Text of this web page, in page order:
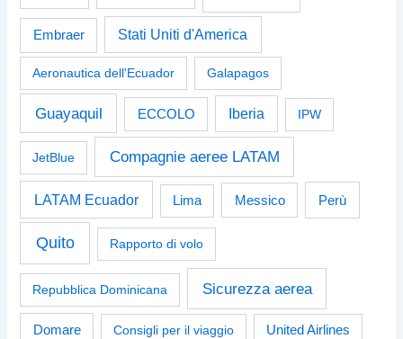
Embraer Stati Uniti d'America
Aeronautica dell'Ecuador Galapagos
Guayaquil ECCOLO Iberia IPW
JetBlue Compagnie aeree LATAM
LATAM Ecuador Lima Messico Perù
Quito Rapporto di volo
Repubblica Dominicana Sicurezza aerea
Domare Consigli per il viaggio United Airlines